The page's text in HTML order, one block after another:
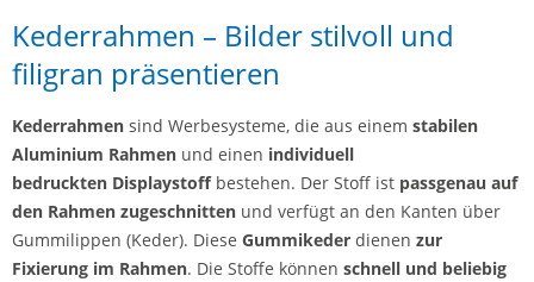
Kederrahmen – Bilder stilvoll und
filigran präsentieren
Kederrahmen sind Werbesysteme, die aus einem stabilen
Aluminium Rahmen und einen individuell
bedruckten Displaystoffbestehen. Der Stoff ist passgenau auf
den Rahmen zugeschnitten und verfügt an den Kanten über
Gummilippen (Keder). Diese Gummikeder dienen zur
Fixierung im Rahmen. Die Stoffe können schnell und beliebig